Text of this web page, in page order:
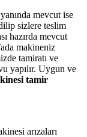
mevcut ise
sizlere teslim
hazırda mevcut
makineniz
tamiratı ve
yapılır. Uygun ve
tamir
arızaları